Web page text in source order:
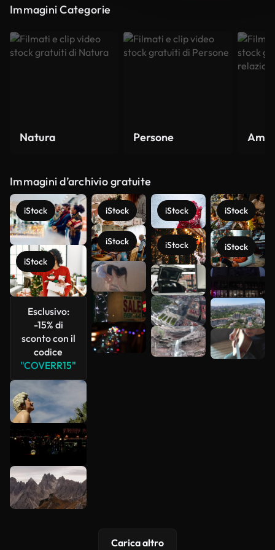
Immagini Categorie
Natura Persone
Immagini d’archivio gratuite
iStock
iStock
Esclusivo:
-15% di
sconto con il
codice
"COVERR15"
iStock
iStock
iStock
iStock
iStock
iStock
Scopri di
più
Carica altro